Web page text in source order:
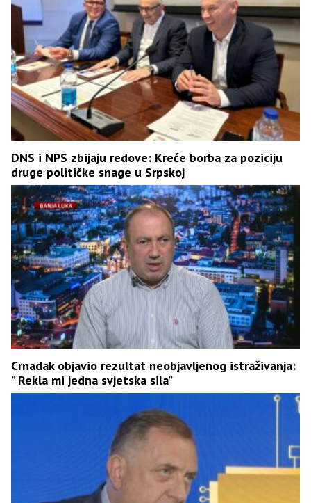
DNS i NPS zbijaju redove: Kreće borba za poziciju
druge političke snage u Srpskoj
Crnadak objavio rezultat neobjavljenog istraživanja:
” Rekla mi jedna svjetska sila”